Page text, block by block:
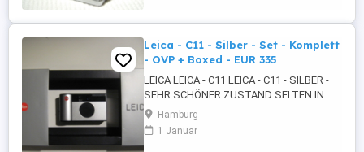
BILDFORMAT 1:1 ...
Leica - C11 - Silber - Set - Komplett
- OVP + Boxed - EUR 335
LEICA LEICA - C11 LEICA - C11 - SILBER -
SEHR SCHÖNER ZUSTAND SELTEN IN
DIESEM ZUSTAND ZU FINDEN - SET
KOMPLETT - OVP ORIGINALVERPACKUNG
- + BOXED* - PAPIERE
Hamburg
1 Januar